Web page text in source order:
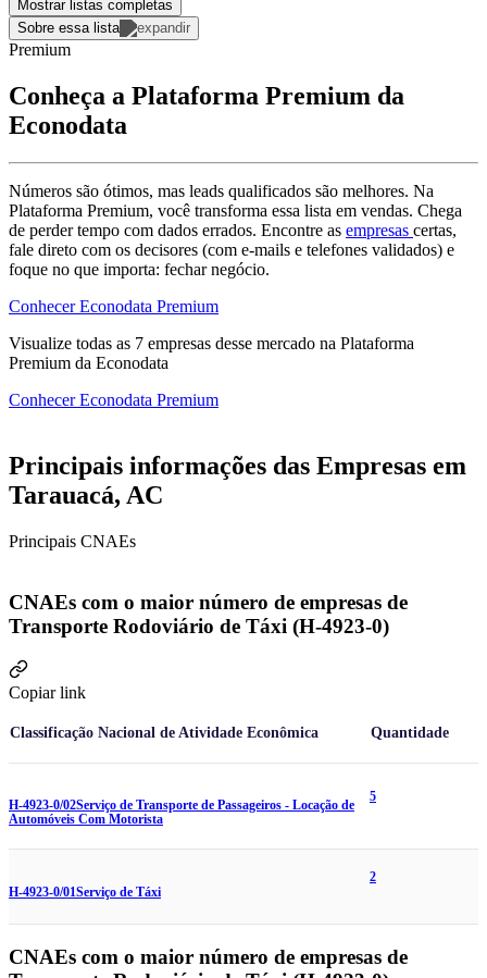
Mostrar listas completas
Sobre essa lista
Premium
Conheça a Plataforma Premium da
Econodata
Números são ótimos, mas leads qualificados são melhores. Na
Plataforma Premium, você transforma essa lista em vendas. Chega
de perder tempo com dados errados. Encontre as empresas certas,
fale direto com os decisores (com e-mails e telefones validados) e
foque no que importa: fechar negócio.
Conhecer Econodata Premium
Visualize todas as 7 empresas desse mercado na Plataforma
Premium da Econodata
Conhecer Econodata Premium
Principais informações das Empresas em
Tarauacá, AC
Principais CNAEs
CNAEs com o maior número de empresas de
Transporte Rodoviário de Táxi (H-4923-0)
Copiar link
Classificação Nacional de Atividade Econômica Quantidade
H-4923-0/02Serviço de Transporte de Passageiros - Locação de
Automóveis Com Motorista
5
H-4923-0/01Serviço de Táxi
2
CNAEs com o maior número de empresas de